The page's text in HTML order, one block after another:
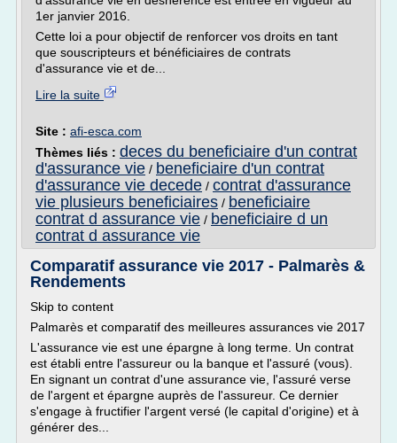
1er janvier 2016.
Cette loi a pour objectif de renforcer vos droits en tant
que souscripteurs et bénéficiaires de contrats
d'assurance vie et de...
Lire la suite
Site : afi-esca.com
Thèmes liés : deces du beneficiaire d'un contrat
d'assurance vie / beneficiaire d'un contrat
d'assurance vie decede / contrat d'assurance
vie plusieurs beneficiaires / beneficiaire
contrat d assurance vie / beneficiaire d un
contrat d assurance vie
Comparatif assurance vie 2017 - Palmarès &
Rendements
Skip to content
Palmarès et comparatif des meilleures assurances vie 2017
L'assurance vie est une épargne à long terme. Un contrat
est établi entre l'assureur ou la banque et l'assuré (vous).
En signant un contrat d'une assurance vie, l'assuré verse
de l'argent et épargne auprès de l'assureur. Ce dernier
s'engage à fructifier l'argent versé (le capital d'origine) et à
générer des...